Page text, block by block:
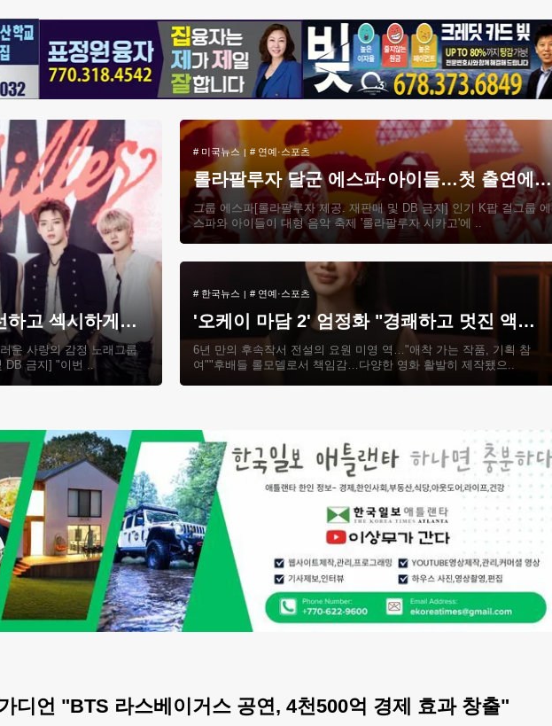
나우즈 "제로 콜라처럼 신선하고 섹시하게…이 갈고 준비"
운 사랑의 감정 노래그룹
DB 금지] "이번 ..
# 미국뉴스 # 연예·스포츠
롤라팔루자 달군 에스파·아이들…첫 출연에도 존재감
그룹 에스파[롤라팔루자 제공. 재판매 및 DB 금지] 인기 K팝 걸그룹 에
스파와 아이들이 대형 음악 축제 '롤라팔루자 시카고'에 ..
# 한국뉴스 # 연예·스포츠
'오케이 마담 2' 엄정화 "경쾌하고 멋진 액션…시리즈 이어지길"
6년 만의 후속작서 전설의 요원 미영 역…"애착 가는 작품, 기획 참
여""후배들 롤모델로서 책임감…다양한 영화 활발히 제작됐으..
디언 "BTS 라스베이거스 공연, 4천500억 경제 효과 창출"